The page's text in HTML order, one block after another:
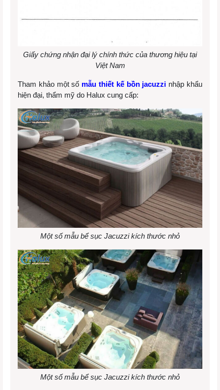
Giấy chứng nhận đại lý chính thức của thương hiệu tại
Việt Nam
Tham khảo một số mẫu thiết kế bồn jacuzzi nhập khẩu
hiện đại, thẩm mỹ do Halux cung cấp:
Một số mẫu bể sục Jacuzzi kích thước nhỏ
Một số mẫu bể sục Jacuzzi kích thước nhỏ